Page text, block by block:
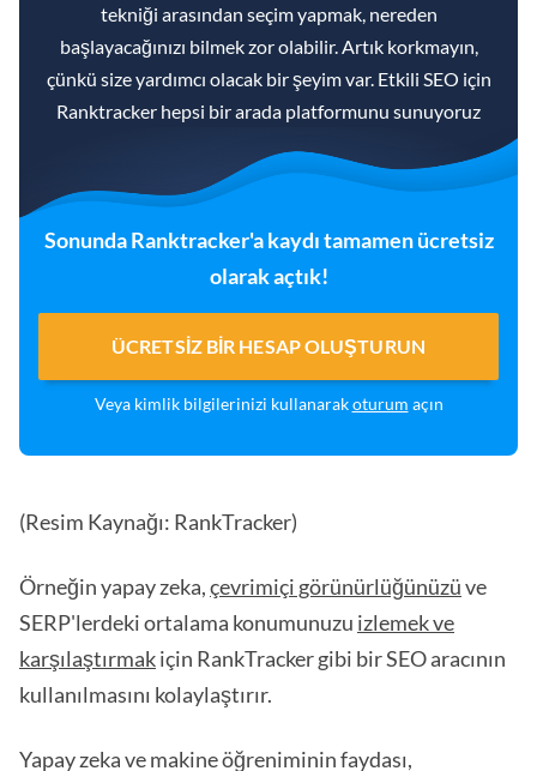
tekniği arasından seçim yapmak, nereden
başlayacağınızı bilmek zor olabilir. Artık korkmayın,
çünkü size yardımcı olacak bir şeyim var. Etkili SEO için
Ranktracker hepsi bir arada platformunu sunuyoruz
Sonunda Ranktracker'a kaydı tamamen ücretsiz
olarak açtık!
ÜCRETSIZ BIR HESAP OLUŞTURUN
Veya kimlik bilgilerinizi kullanarakoturum açın
(Resim Kaynağı: RankTracker)
Örneğin yapay zeka,çevrimiçi görünürlüğünüzüve
SERP'lerdeki ortalama konumunuzu izlemek ve
karşılaştırmakiçin RankTracker gibi bir SEO aracının
kullanılmasını kolaylaştırır.
Yapay zeka ve makine öğreniminin faydası,